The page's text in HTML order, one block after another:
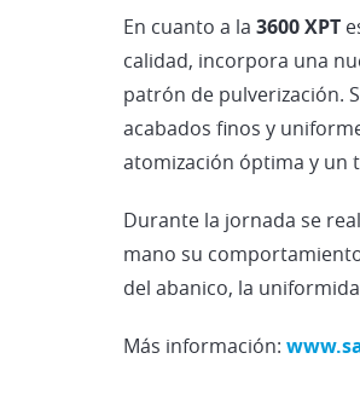
En cuanto a la 3600 XPT
calidad, incorpora una
patrón de pulverización.
acabados finos y
atomización óptima y un
Durante la jornada se
mano su
del abanico, la
Más información: